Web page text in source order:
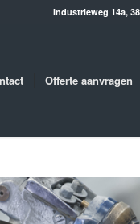
Industrieweg 14a,
Offerte aanvragen